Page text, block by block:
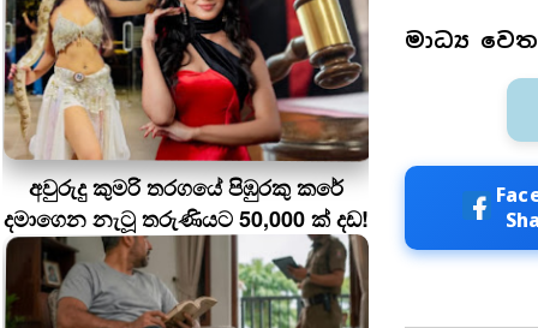
අවුරුදු කුමරි තරගයේ පිඹුරකු කරේ
දමාගෙන නැටූ තරුණියට 50,000 ක් දඩ!
මාධ්‍ය